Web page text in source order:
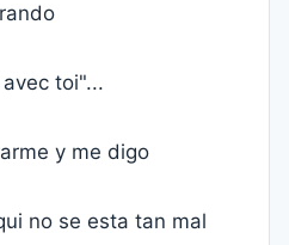
toi"...
y me digo
no se esta tan mal